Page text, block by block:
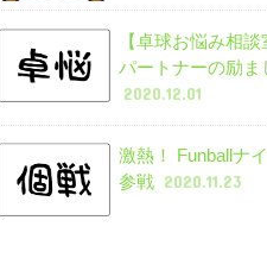
【卓球お悩み相
パートナーの励ま
2020.12.01
激熱！ Funballナ
参戦 2020.11.23